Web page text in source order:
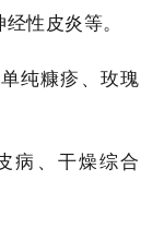
性皮炎等。
纯糠疹、玫瑰
病、干燥综合